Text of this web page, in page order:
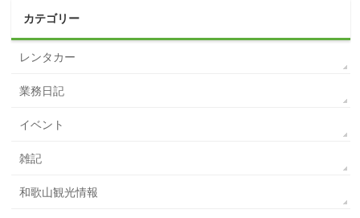
カテゴリー
レンタカー
業務日記
イベント
雑記
和歌山観光情報